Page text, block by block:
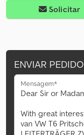
Solicitar
ENVIAR PEDIDO
Mensagem*